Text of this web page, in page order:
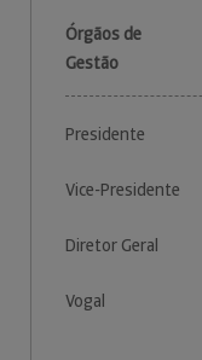
Órgãos de
Gestão
Presidente
Vice-Presidente
Diretor Geral
Vogal